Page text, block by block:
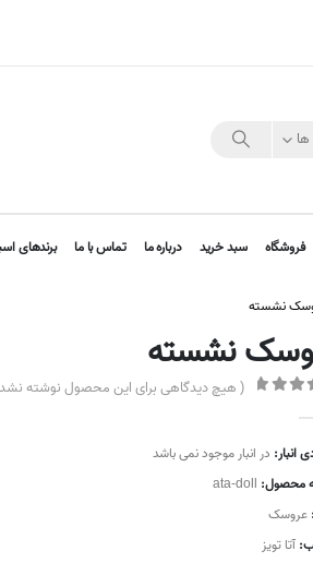
فروشگاه سبد خرید درباره ما تماس با ما برندهای
نشسته
نشسته
( هیچ دیدگاهی برای این محصول نوشته
انبار: در انبار موجود نمی باشد
محصول: ata-doll
عروسک
آتا تویز